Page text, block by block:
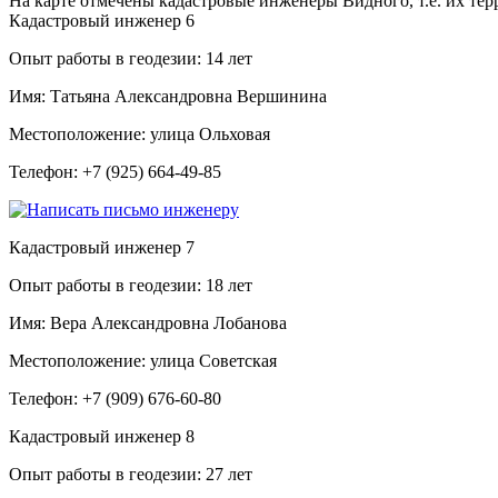
Кадастровый инженер 6
Опыт работы в геодезии: 14 лет
Имя: Татьяна Александровна Вершинина
Местоположение: улица Ольховая
Телефон: +7 (925) 664-49-85
Кадастровый инженер 7
Опыт работы в геодезии: 18 лет
Имя: Вера Александровна Лобанова
Местоположение: улица Советская
Телефон: +7 (909) 676-60-80
Кадастровый инженер 8
Опыт работы в геодезии: 27 лет